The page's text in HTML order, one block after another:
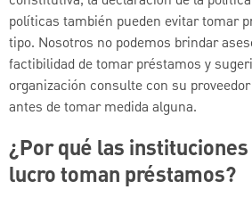
políticas también pueden evitar tomar
tipo. Nosotros no podemos brindar
factibilidad de tomar préstamos y
organización consulte con su
antes de tomar medida alguna.
¿Por qué las
lucro toman préstamos?